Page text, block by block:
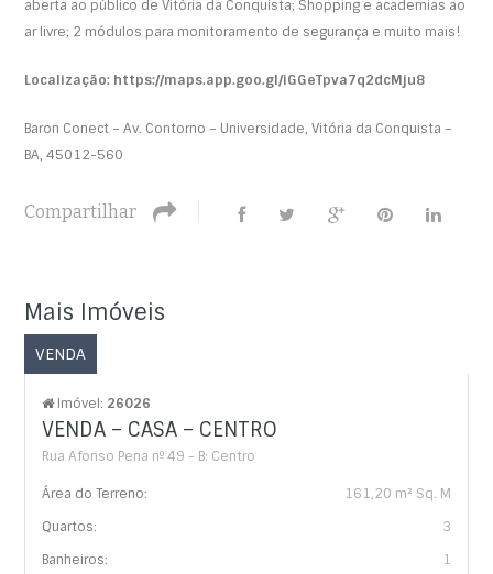
aberta ao público de Vitória da Conquista; Shopping e academias ao
ar livre; 2 módulos para monitoramento de segurança e muito mais!
Localização: https://maps.app.goo.gl/iGGeTpva7q2dcMju8
Baron Conect – Av. Contorno – Universidade, Vitória da Conquista –
BA, 45012-560
Compartilhar
Mais Imóveis
VENDA
Imóvel: 26026
VENDA – CASA – CENTRO
Rua Afonso Pena nº 49 - B: Centro
Área do Terreno:
161,20 m² Sq. M
Quartos:
3
Banheiros:
1